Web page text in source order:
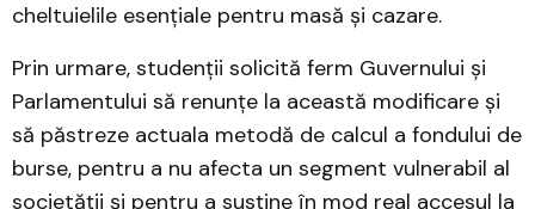
cheltuielile esențiale pentru masă și cazare.
Prin urmare, studenții solicită ferm Guvernului și
Parlamentului să renunțe la această modificare și
să păstreze actuala metodă de calcul a fondului de
burse, pentru a nu afecta un segment vulnerabil al
societății și pentru a susține în mod real accesul la